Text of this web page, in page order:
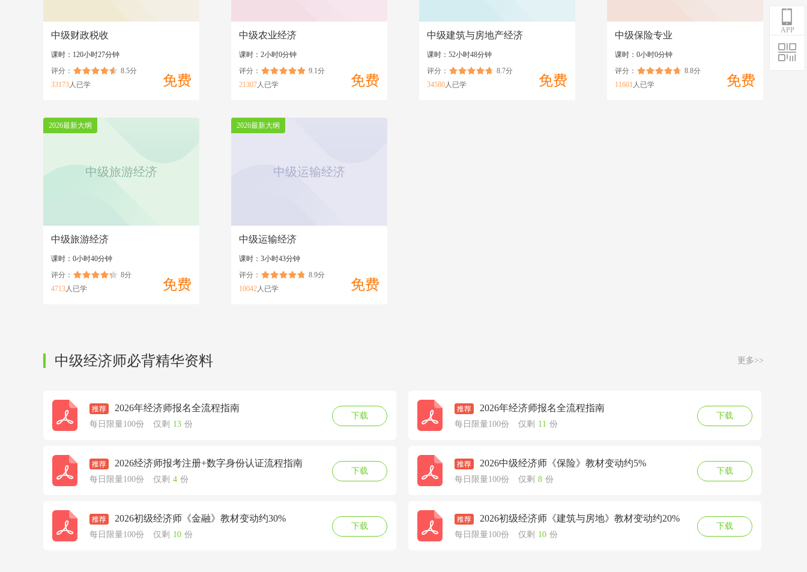
中级财政税收
课时：120小时27分钟
免费
评分：
8.5分
33173人已学
中级农业经济
课时：2小时0分钟
免费
评分：
9.1分
21307人已学
中级建筑与房地产经济
课时：52小时48分钟
免费
评分：
8.7分
34580人已学
中级保险专业
课时：0小时0分钟
免费
评分：
8.8分
11601 人已学
2026最新大纲
中级旅游经济
中级旅游经济
课时：0小时40分钟
免费
评分：
8分
4713人已学
2026最新大纲
中级运输经济
中级运输经济
课时：3小时43分钟
免费
评分：
8.9分
10042人已学
中级经济师必背精华资料 更多>>
2026年经济师报名全流程指南
每日限量100份 仅剩 13 份
下载
2026年经济师报名全流程指南
每日限量100份 仅剩 11 份
下载
2026经济师报考注册+数字身份认证流程指南
每日限量100份 仅剩 4 份
下载
2026中级经济师《保险》教材变动约5%
每日限量100份 仅剩 8 份
下载
2026初级经济师《金融》教材变动约30%
每日限量100份 仅剩 10 份
下载
2026初级经济师《建筑与房地》教材变动约20%
每日限量100份 仅剩 10 份
下载
APP